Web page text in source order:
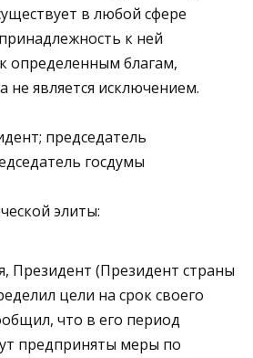
в любой сфере
к ней
определенным благам,
не является исключением.
председатель
госдумы
элиты:
Президент (Президент страны
цели на срок своего
что в его период
предприняты меры по